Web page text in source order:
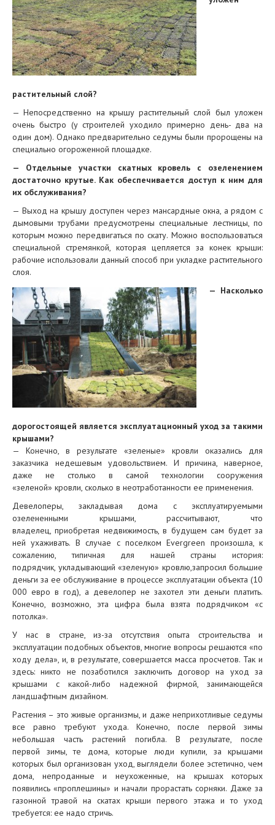
растительный слой?
— Непосредственно на крышу растительный слой был уложен
очень быстро (у строителей уходило примерно день- два на
один дом). Однако предварительно седумы были пророщены на
специально огороженной площадке.
— Отдельные участки скатных кровель с озеленением
достаточно крутые. Как обеспечивается доступ к ним для
их обслуживания?
— Выход на крышу доступен через мансардные окна, а рядом с
дымовыми трубами предусмотрены специальные лестницы, по
которым можно передвигаться по скату. Можно воспользоваться
специальной стремянкой, которая цепляется за конек крыши:
рабочие использовали данный способ при укладке растительного
слоя.
— Насколько
дорогостоящей является эксплуатационный уход за такими
крышами?
— Конечно, в результате «зеленые» кровли оказались для
заказчика недешевым удовольствием. И причина, наверное,
даже не столько в самой технологии сооружения
«зеленой» кровли, сколько в неотработанности ее применения.
Девелоперы, закладывая дома с эксплуатируемыми
озелененными крышами, рассчитывают, что
владелец, приобретая недвижимость, в будущем сам будет за
ней ухаживать. В случае с поселком Evergreen произошла, к
сожалению, типичная для нашей страны история:
подрядчик, укладывающий «зеленую» кровлю,запросил большие
деньги за ее обслуживание в процессе эксплуатации объекта (10
000 евро в год), а девелопер не захотел эти деньги платить.
Конечно, возможно, эта цифра была взята подрядчиком «с
потолка».
У нас в стране, из-за отсутствия опыта строительства и
эксплуатации подобных объектов, многие вопросы решаются «по
ходу дела», и, в результате, совершается масса просчетов. Так и
здесь: никто не позаботился заключить договор на уход за
крышами с какой-либо надежной фирмой, занимающейся
ландшафтным дизайном.
Растения – это живые организмы, и даже неприхотливые седумы
все равно требуют ухода. Конечно, после первой зимы
небольшая часть растений погибла. В результате, после
первой зимы, те дома, которые люди купили, за крышами
которых был организован уход, выглядели более эстетично, чем
дома, непроданные и неухоженные, на крышах которых
появились «проплешины» и начали прорастать сорняки. Даже за
газонной травой на скатах крыши первого этажа и то уход
требуется: ее надо стричь.